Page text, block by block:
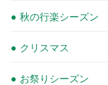
秋の行楽シーズン
クリスマス
お祭りシーズン